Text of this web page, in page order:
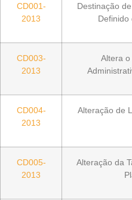
CD001-
2013
Destinação
Definido
CD003-
2013
Altera
CD004-
2013
Alteração de
CD005-
2013
Alteração da